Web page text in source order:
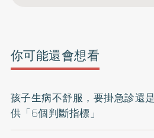
你可能還會想看
孩子生病不舒服，要掛急診還
供「6個判斷指標」